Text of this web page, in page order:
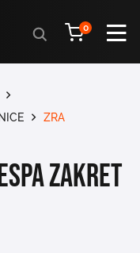
Products
search
0
ZRA
ZAKRET